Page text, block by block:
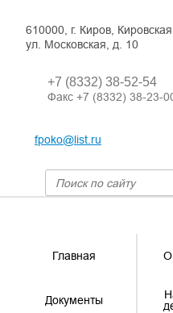
610000, г. Киров, Кировская
ул. Московская, д. 10
+7 (8332) 38-52-54
Факс +7 (8332) 38-23-
fpoko@list.ru
Главная О
Документы